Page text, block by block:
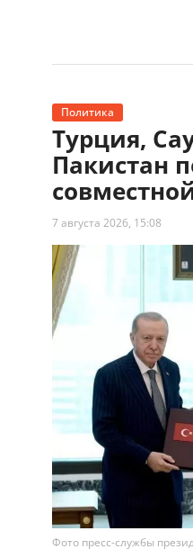
Политика
Турция,
Пакистан
7 августа 2026, 15:08
Фото пресс-службы